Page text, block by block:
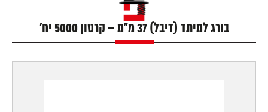
בורג למיתד (דיבל) 37 מ"מ – קרטון 5000 יח'